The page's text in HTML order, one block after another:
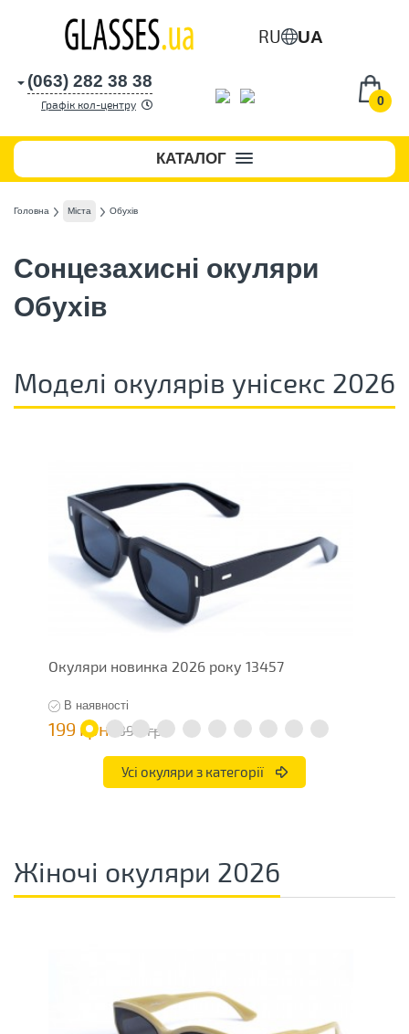
RU UA
0
(063) 282 38 38
Графік кол-центру
КАТАЛОГ
Головна Міста Обухів
Сонцезахисні окуляри
Обухів
Моделі окулярів унісекс 2026
Окуляри новинка 2026 року 13457
В наявності
199 грн 398 грн
Усі окуляри з категорії
Жіночі окуляри 2026